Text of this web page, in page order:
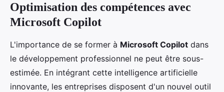
Optimisation des compétences avec
Microsoft Copilot
L'importance de se former à Microsoft Copilot dans
le développement professionnel ne peut être sous-
estimée. En intégrant cette intelligence artificielle
innovante, les entreprises disposent d'un nouvel outil